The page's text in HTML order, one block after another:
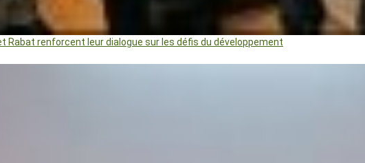
Rabat renforcent leur dialogue sur les défis du développement